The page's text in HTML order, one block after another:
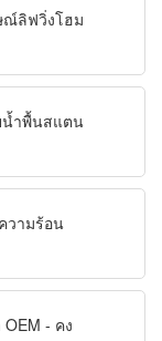
ณ์ลิฟวิ่งโฮม
น้ำพื้นสแตน
วามร้อน
- คง